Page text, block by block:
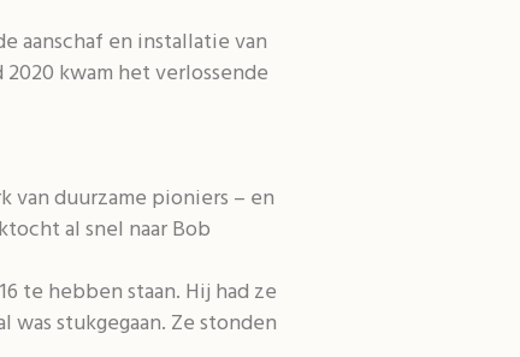
aanschaf en installatie van
kwam het verlossende
van duurzame pioniers – en
al snel naar Bob
te hebben staan. Hij had ze
stukgegaan. Ze stonden